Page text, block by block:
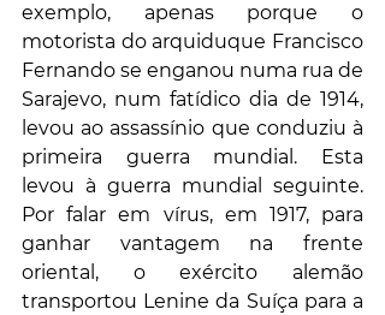
exemplo, apenas porque o
motorista do arquiduque Francisco
Fernando se enganou numa rua de
Sarajevo, num fatídico dia de 1914,
levou ao assassínio que conduziu à
primeira guerra mundial. Esta
levou à guerra mundial seguinte.
Por falar em vírus, em 1917, para
ganhar vantagem na frente
oriental, o exército alemão
transportou Lenine da Suíça para a